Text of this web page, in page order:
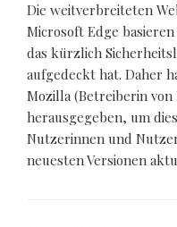
Die weitverbreiteten
Microsoft Edge
das kürzlich
aufgedeckt hat. Daher
Mozilla (Betreiberin von
herausgegeben, um
Nutzerinnen und
neuesten Versionen